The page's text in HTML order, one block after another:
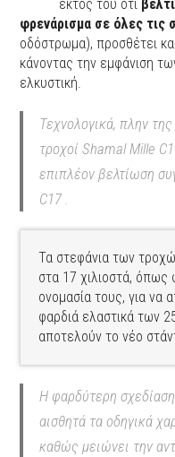
εκτός του ότι
φρενάρισμα σε όλες τις
οδόστρωμα), προσθέτει
κάνοντας την εμφάνιση
ελκυστική.
Τεχνολογικά, πλην
τροχοί Shamal Mille
επιπλέον βελτίωση
C17 .
Τα στεφάνια των
στα 17 χιλιοστά, όπως
ονομασία τους, για να
φαρδιά ελαστικά των
αποτελούν το νέο
Η φαρδύτερη
αισθητά τα οδηγικά
καθώς μειώνει την